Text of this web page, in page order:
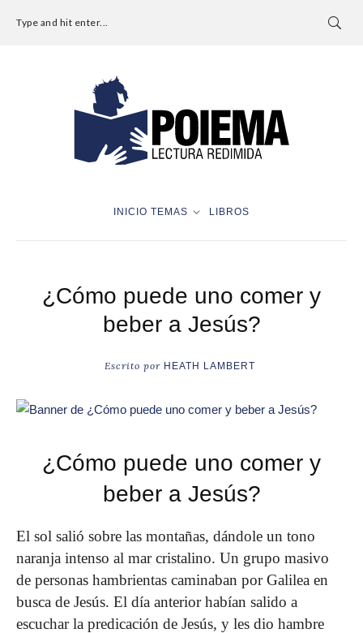
Type and hit enter...
INICIO TEMAS LIBROS
¿Cómo puede uno comer y
beber a Jesús?
Escrito por HEATH LAMBERT
¿Cómo puede uno comer y
beber a Jesús?
El sol salió sobre las montañas, dándole un tono
naranja intenso al mar cristalino. Un grupo masivo
de personas hambrientas caminaban por Galilea en
busca de Jesús. El día anterior habían salido a
escuchar la predicación de Jesús, y les dio hambre